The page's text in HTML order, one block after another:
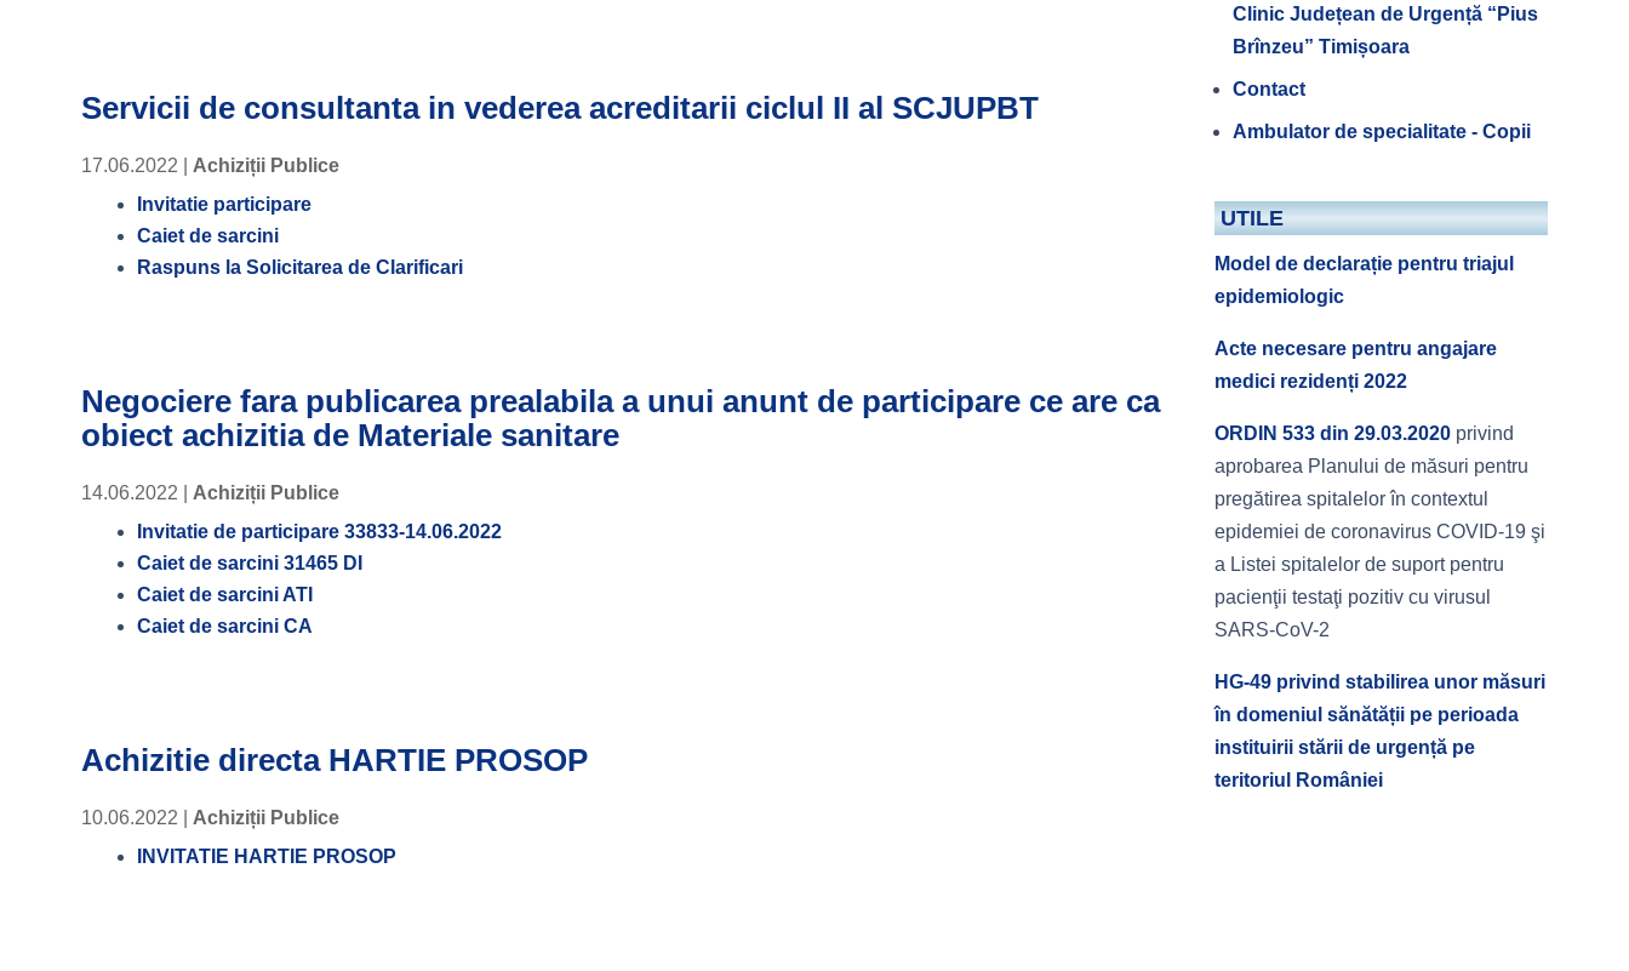
Servicii de consultanta in vederea acreditarii ciclul II al SCJUPBT
17.06.2022
Achiziții Publice
Invitatie participare
Caiet de sarcini
Raspuns la Solicitarea de Clarificari
Negociere fara publicarea prealabila a unui anunt de participare ce are ca
obiect achizitia de Materiale sanitare
14.06.2022
Achiziții Publice
Invitatie de participare 33833-14.06.2022
Caiet de sarcini 31465 DI
Caiet de sarcini ATI
Caiet de sarcini CA
Achizitie directa HARTIE PROSOP
10.06.2022
Achiziții Publice
INVITATIE HARTIE PROSOP
Clinic Județean de Urgență “Pius
Brînzeu” Timișoara
Contact
Ambulator de specialitate - Copii
UTILE
Model de declarație pentru triajul
epidemiologic
Acte necesare pentru angajare
medici rezidenți 2022
ORDIN 533 din 29.03.2020privind
aprobarea Planului de măsuri pentru
pregătirea spitalelor în contextul
epidemiei de coronavirus COVID-19 şi
a Listei spitalelor de suport pentru
pacienţii testaţi pozitiv cu virusul
SARS-CoV-2
HG-49 privind stabilirea unor măsuri
în domeniul sănătății pe perioada
instituirii stării de urgență pe
teritoriul României